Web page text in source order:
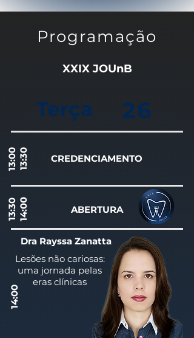
Programação
XXIX JOUnB
Terça 26
13:0013:30 CREDENCIAMENTO
13:3014:00 ABERTURA
Dra Rayssa Zanatta
Lesões não cariosas:
uma jornada pelas
eras clínicas
14:00